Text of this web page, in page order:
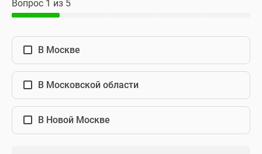
Вопрос 1 из 5
В Москве
В Московской области
В Новой Москве